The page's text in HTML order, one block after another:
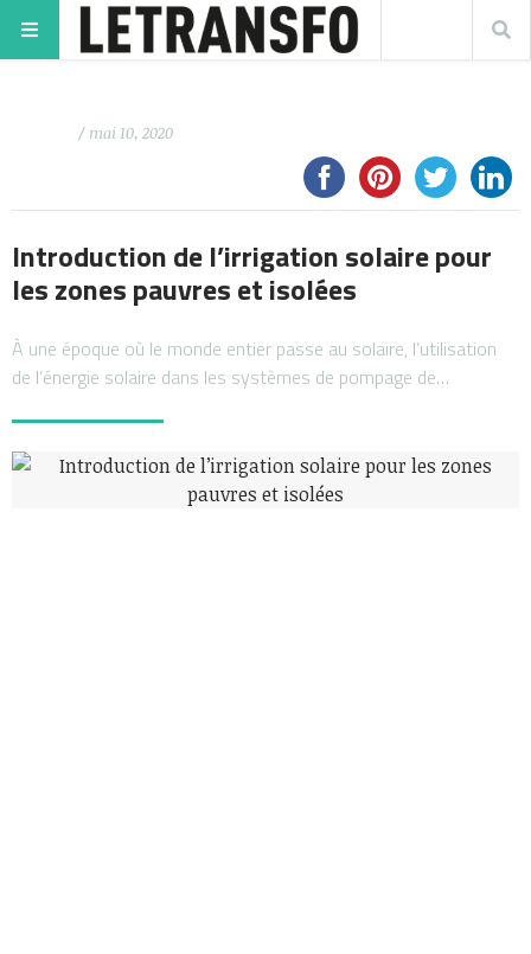
/ mai 10, 2020
Introduction de l’irrigation solaire pour
les zones pauvres et isolées
À une époque où le monde entier passe au solaire, l’utilisation
de l’énergie solaire dans les systèmes de pompage de…